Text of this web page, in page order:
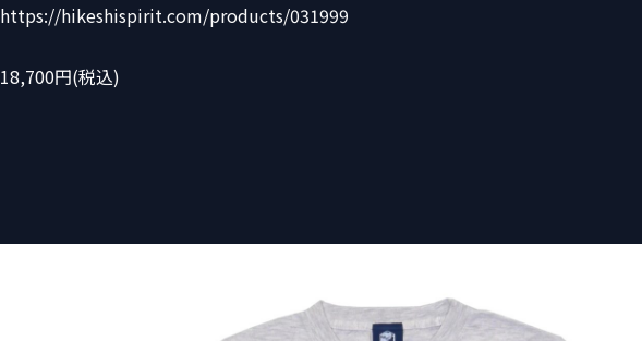
https://hikeshispirit.com/products/031999
18,700円(税込)